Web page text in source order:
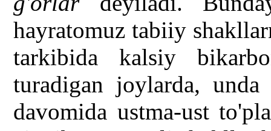
hayratomuz tabiiy
tarkibida kalsiy
turadigan joylarda,
davomida ustma-ust